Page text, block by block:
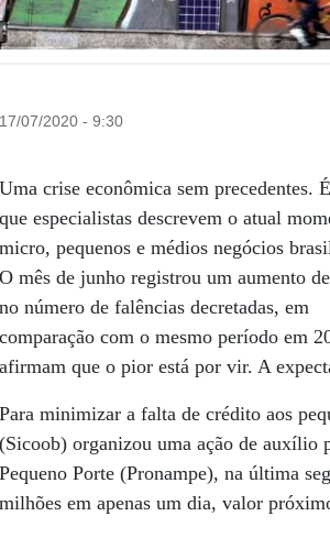
17/07/2020 - 9:30
Uma crise econômica sem precedentes.
que especialistas descrevem o atual
micro, pequenos e médios negócios
O mês de junho registrou um aumento
no número de falências decretadas, em
comparação com o mesmo período em
afirmam que o pior está por vir. A
Para minimizar a falta de crédito aos
(Sicoob) organizou uma ação de auxílio
Pequeno Porte (Pronampe), na última
milhões em apenas um dia, valor